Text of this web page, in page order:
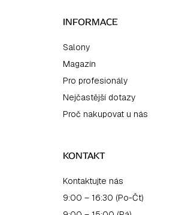
INFORMACE
Salony
Magazín
Pro profesionály
Nejčastější dotazy
Proč nakupovat u nás
KONTAKT
Kontaktujte nás
9:00 – 16:30 (Po-Čt)